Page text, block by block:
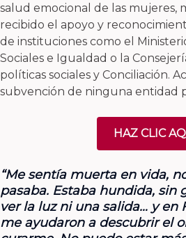
salud emocional de las mujeres,
recibido el apoyo y
de instituciones como el
Sociales e Igualdad o la
políticas sociales y Conciliación.
subvención de ninguna entidad
HAZ CLIC
“Me sentía muerta en vida,
pasaba. Estaba hundida, sin
ver la luz ni una salida… y en
me ayudaron a descubrir el